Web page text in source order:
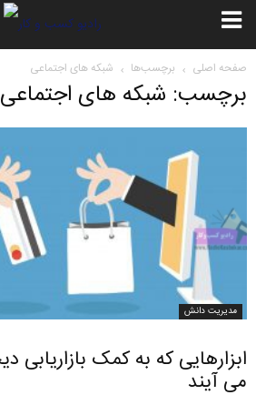
صفحه اصلی برچسب‌ها شبکه های اجتماعی
برچسب: شبکه های اجتماعی
مدیریت دانش
می آیند